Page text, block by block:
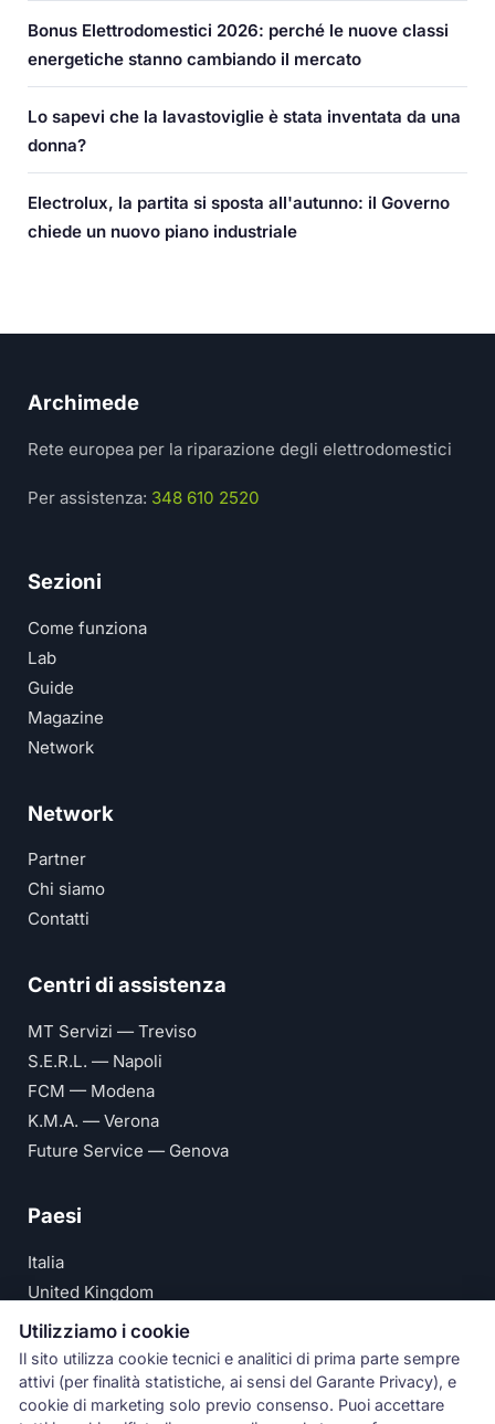
Bonus Elettrodomestici 2026: perché le nuove classi
energetiche stanno cambiando il mercato
Lo sapevi che la lavastoviglie è stata inventata da una
donna?
Electrolux, la partita si sposta all'autunno: il Governo
chiede un nuovo piano industriale
Archimede
Rete europea per la riparazione degli elettrodomestici
Per assistenza: 348 610 2520
Sezioni
Come funziona
Lab
Guide
Magazine
Network
Network
Partner
Chi siamo
Contatti
Centri di assistenza
MT Servizi — Treviso
S.E.R.L. — Napoli
FCM — Modena
K.M.A. — Verona
Future Service — Genova
Paesi
Italia
United Kingdom
Deutschland
España
© Numeri Primi Srl — P.IVA IT11621120960 ·Privacy e
Utilizziamo i cookie
Il sito utilizza cookie tecnici e analitici di prima parte sempre
attivi (per finalità statistiche, ai sensi del Garante Privacy), e
cookie di marketing solo previo consenso. Puoi accettare